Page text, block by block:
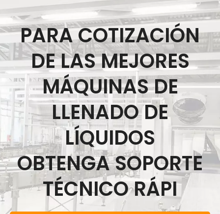
PARA COTIZACIÓN
DE LAS MEJORES
MÁQUINAS DE
LLENADO DE
LÍQUIDOS
OBTENGA SOPORTE
TÉCNICO RÁPI